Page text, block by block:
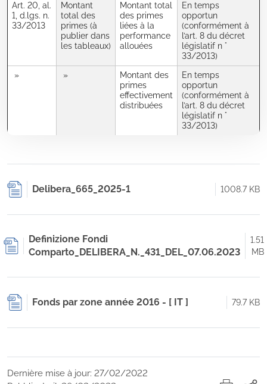
Art. 20, al.
1, d.lgs. n.
33/2013
Montant
total des
primes (à
publier dans
les tableaux)
Montant total
des primes
liées à la
performance
allouées
En temps
opportun
(conformément à
l’art. 8 du décret
législatif n °
33/2013)
»
»
Montant des
primes
effectivement
distribuées
En temps
opportun
(conformément à
l’art. 8 du décret
législatif n °
33/2013)
Delibera_665_2025-1 1008.7 KB
Definizione Fondi
Comparto_DELIBERA_N._431_DEL_07.06.2023
1.51
MB
Fonds par zone année 2016 - [ IT ] 79.7 KB
Dernière mise à jour: 27/02/2022